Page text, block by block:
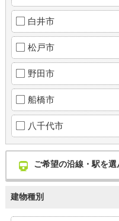
白井市
松戸市
野田市
船橋市
八千代市
ご希望の沿線・駅を
建物種別